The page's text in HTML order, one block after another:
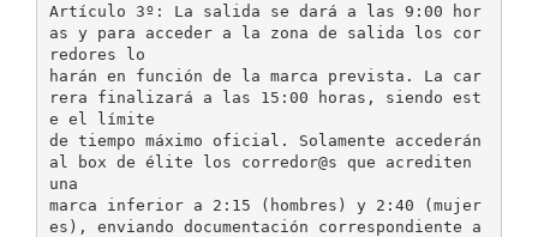
Artículo 3º: La salida se dará a las 9:00 hor
as y para acceder a la zona de salida los cor
redores lo
harán en función de la marca prevista. La car
rera finalizará a las 15:00 horas, siendo est
e el límite
de tiempo máximo oficial. Solamente accederán
al box de élite los corredor@s que acrediten
una
marca inferior a 2:15 (hombres) y 2:40 (mujer
es), enviando documentación correspondiente a